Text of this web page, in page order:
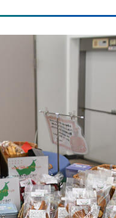
利用者
ターネットバンキング管
freee入出金管理with高知
ログイン